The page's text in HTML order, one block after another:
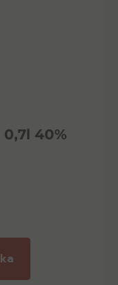
0,7l 40%